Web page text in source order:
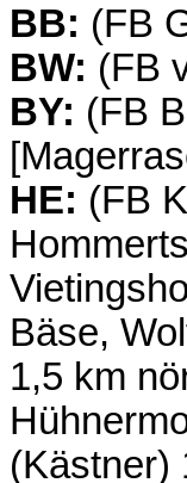
BB: (FB
BW: (FB
BY: (FB
HE: (FB
Bäse,
1,5 km
(Kästner)